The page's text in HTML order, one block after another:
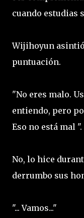
cuando estudias
Wijihoyun asintió
puntuación.
"No eres malo.
entiendo, pero
Eso no está mal ".
No, lo hice
derrumbo sus
"... Vamos..."